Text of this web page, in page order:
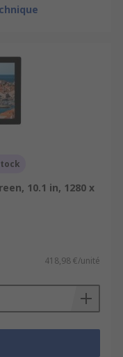
10.1 in, 1280 x
418,98 €/unité